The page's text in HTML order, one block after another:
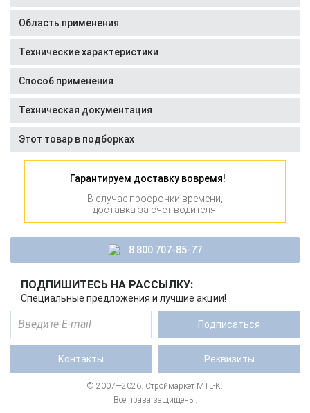
Область применения
Технические характеристики
Способ применения
Техническая документация
Этот товар в подборках
Гарантируем доставку вовремя!
В случае просрочки времени,
доставка за счет водителя.
8 800 707-85-77
ПОДПИШИТЕСЬ НА РАССЫЛКУ:
Специальные предложения и лучшие акции!
Подписаться
Контакты Реквизиты
© 2007—2026. Строймаркет MTL-K.
Все права защищены.